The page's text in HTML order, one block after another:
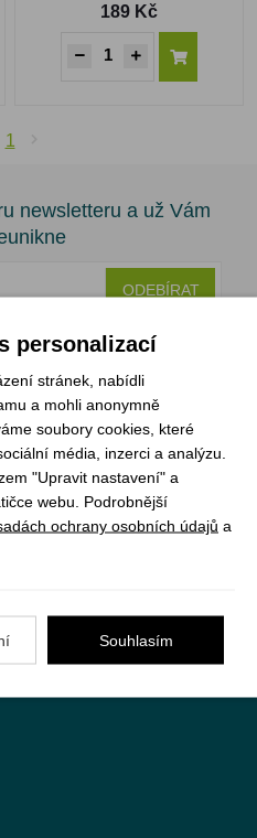
189 Kč
1
newsletteru a už Vám
ODEBÍRAT
organizací
personalizací
stránek, nabídli
a mohli anonymně
soubory cookies, které
média, inzerci a analýzu.
"Upravit nastavení" a
webu. Podrobnější
ochrany osobních údajů a
Souhlasím